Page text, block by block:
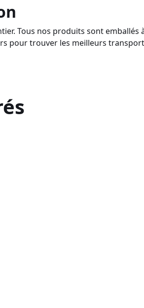
Tous nos produits sont
pour trouver les meilleurs